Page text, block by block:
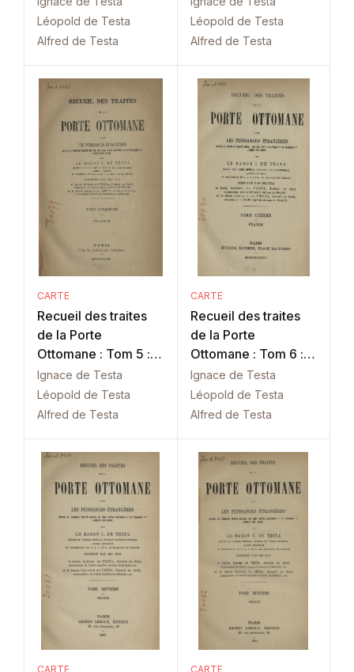
Léopold de Testa
Alfred de Testa
Léopold de Testa
Alfred de Testa
CARTE
Recueil des traites
de la Porte
Ottomane : Tom 5 :
France
Ignace de Testa
Léopold de Testa
Alfred de Testa
CARTE
Recueil des traites
de la Porte
Ottomane : Tom 6 :
France
Ignace de Testa
Léopold de Testa
Alfred de Testa
CARTE CARTE